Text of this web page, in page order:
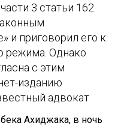
3 статьи 162
и приговорил его к
режима. Однако
с этим
изданию
адвокат
Ахиджака, в ночь